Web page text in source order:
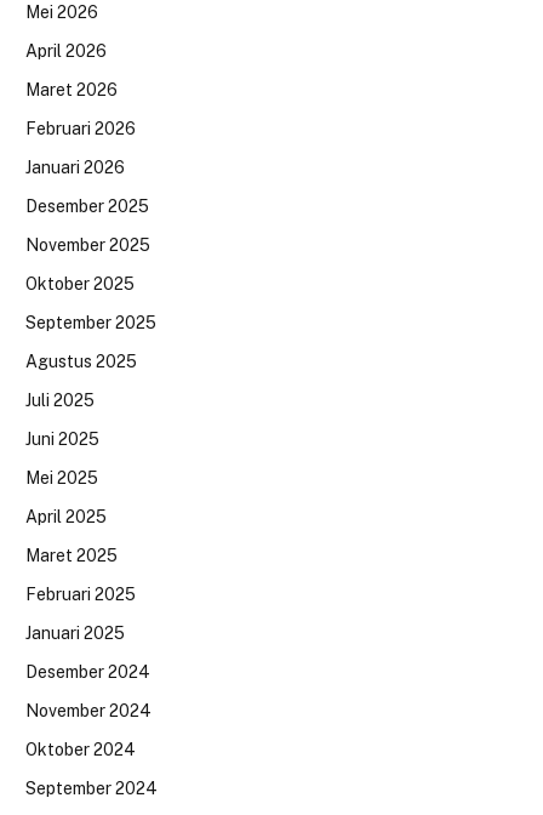
Mei 2026
April 2026
Maret 2026
Februari 2026
Januari 2026
Desember 2025
November 2025
Oktober 2025
September 2025
Agustus 2025
Juli 2025
Juni 2025
Mei 2025
April 2025
Maret 2025
Februari 2025
Januari 2025
Desember 2024
November 2024
Oktober 2024
September 2024